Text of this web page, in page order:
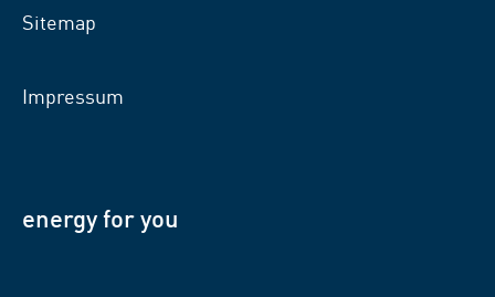
Sitemap
Impressum
energy for you